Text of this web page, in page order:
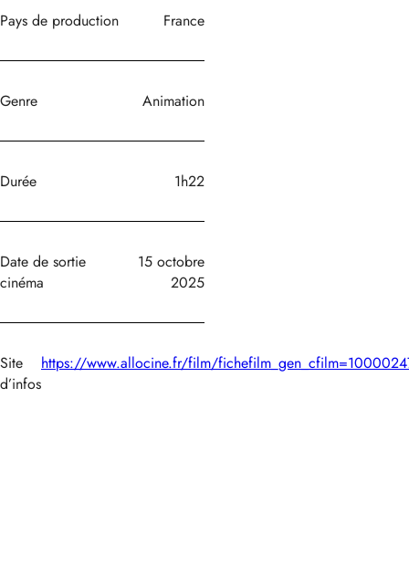
Pays de production France
Genre Animation
Durée 1h22
Date de sortie
cinéma
15 octobre
2025
Site
d’infos
https://www.allocine.fr/film/